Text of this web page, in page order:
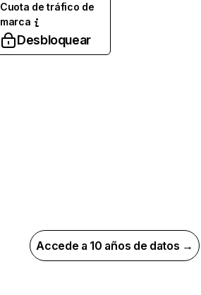
Cuota de tráfico de
marca
Desbloquear
Accede a 10 años de datos →